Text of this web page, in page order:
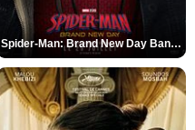
Spider-Man: Brand New Day Bande-annonce VO STFR